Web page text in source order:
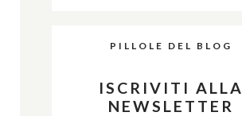
PILLOLE DEL BLOG
ISCRIVITI ALLA
NEWSLETTER